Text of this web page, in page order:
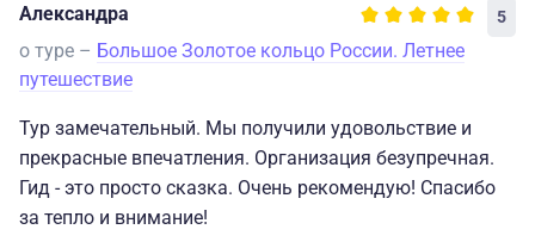
Александра 5
о туре – Большое Золотое кольцо России. Летнее
путешествие
Тур замечательный. Мы получили удовольствие и
прекрасные впечатления. Организация безупречная.
Гид - это просто сказка. Очень рекомендую! Спасибо
за тепло и внимание!